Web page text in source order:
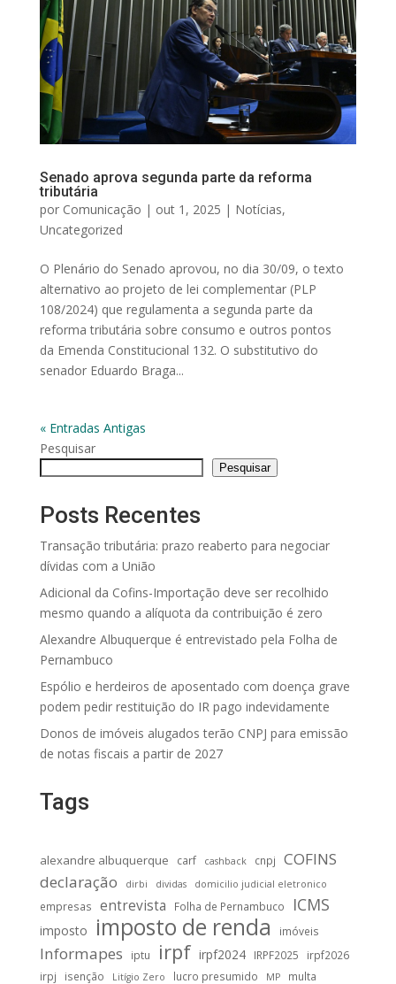
Senado aprova segunda parte da reforma
tributária
por Comunicação | out 1, 2025 | Notícias,
Uncategorized
O Plenário do Senado aprovou, no dia 30/09, o texto
alternativo ao projeto de lei complementar (PLP
108/2024) que regulamenta a segunda parte da
reforma tributária sobre consumo e outros pontos
da Emenda Constitucional 132. O substitutivo do
senador Eduardo Braga...
« Entradas Antigas
Pesquisar
Pesquisar
Posts Recentes
Transação tributária: prazo reaberto para negociar
dívidas com a União
Adicional da Cofins-Importação deve ser recolhido
mesmo quando a alíquota da contribuição é zero
Alexandre Albuquerque é entrevistado pela Folha de
Pernambuco
Espólio e herdeiros de aposentado com doença grave
podem pedir restituição do IR pago indevidamente
Donos de imóveis alugados terão CNPJ para emissão
de notas fiscais a partir de 2027
Tags
alexandre albuquerque carf cashback cnpj
COFINS
declaração
dirbi dividas domicilio judicial eletronico
empresas entrevista Folha de Pernambuco ICMS
imposto imposto de renda imóveis
Informapes iptu irpf irpf2024 IRPF2025
irpf2026
irpj
isenção Litígio Zero lucro presumido MP multa